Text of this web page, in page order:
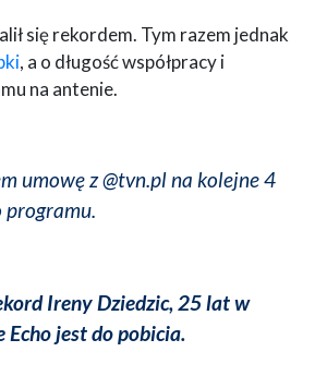
się rekordem. Tym razem jednak
, a o długość współpracy i
na antenie.
umowę z @tvn.pl na kolejne 4
programu.
Ireny Dziedzic, 25 lat w
Echo jest do pobicia.